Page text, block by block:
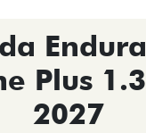
Plus
2027